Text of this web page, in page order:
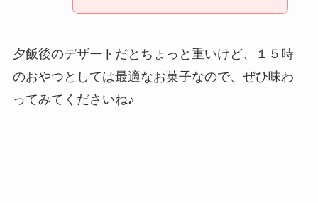
夕飯後のデザートだとちょっと重いけど、１５時
のおやつとしては最適なお菓子なので、ぜひ味わ
ってみてくださいね♪